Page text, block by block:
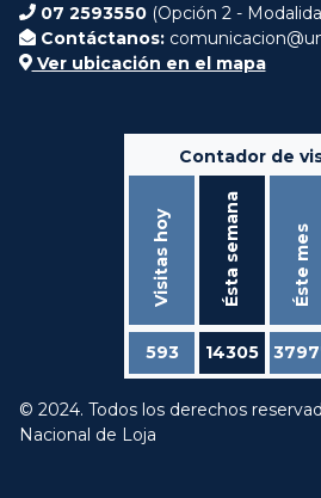
07 2593550 (Opción 2 -
Contáctanos:
Ver ubicación en el mapa
Contador de
Visitas hoy Ésta semana Éste mes
593 14305
© 2024. Todos los derechos
Nacional de Loja